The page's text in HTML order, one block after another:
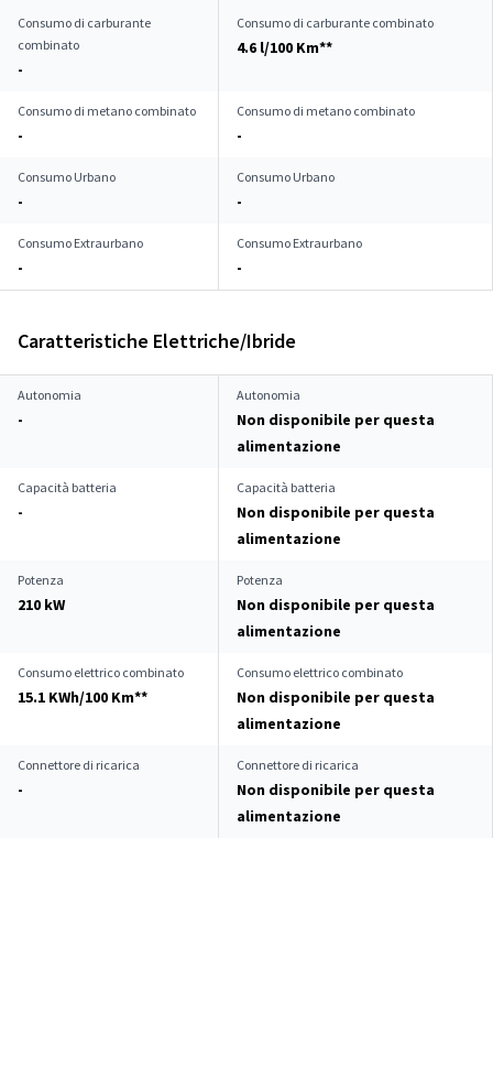
Consumo di carburante
combinato
-
Consumo di carburante combinato
4.6 l/100 Km**
Consumo di metano combinato
-
Consumo di metano combinato
-
Consumo Urbano
-
Consumo Urbano
-
Consumo Extraurbano
-
Consumo Extraurbano
-
Caratteristiche Elettriche/Ibride
Autonomia
-
Autonomia
Non disponibile per questa
alimentazione
Capacità batteria
-
Capacità batteria
Non disponibile per questa
alimentazione
Potenza
210 kW
Potenza
Non disponibile per questa
alimentazione
Consumo elettrico combinato
15.1 KWh/100 Km**
Consumo elettrico combinato
Non disponibile per questa
alimentazione
Connettore di ricarica
-
Connettore di ricarica
Non disponibile per questa
alimentazione